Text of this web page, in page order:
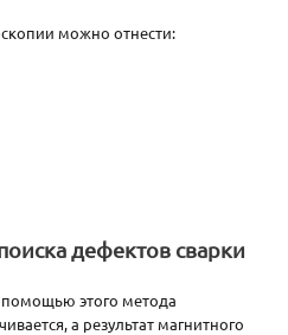
можно отнести:
дефектов сварки
этого метода
а результат магнитного